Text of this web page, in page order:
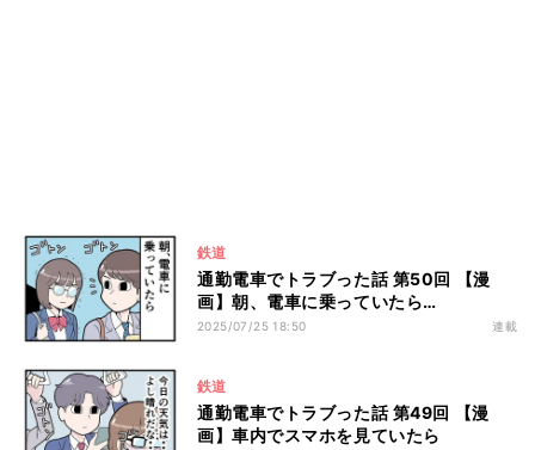
鉄道
通勤電車でトラブった話 第50回 【漫
画】朝、電車に乗っていたら…
2025/07/25 18:50 連載
鉄道
通勤電車でトラブった話 第49回 【漫
画】車内でスマホを見ていたら